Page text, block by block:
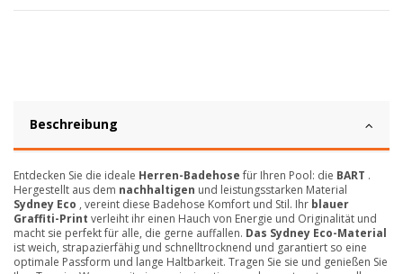
Beschreibung
Entdecken Sie die ideale Herren-Badehosefür Ihren Pool: die BART .
Hergestellt aus dem nachhaltigen und leistungsstarken Material
Sydney Eco , vereint diese Badehose Komfort und Stil. Ihr blauer
Graffiti-Print verleiht ihr einen Hauch von Energie und Originalität und
macht sie perfekt für alle, die gerne auffallen. Das Sydney Eco-Material
ist weich, strapazierfähig und schnelltrocknend und garantiert so eine
optimale Passform und lange Haltbarkeit. Tragen Sie sie und genießen Sie